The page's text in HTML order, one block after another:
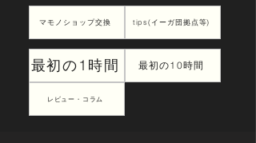
マモノショップ交換 tips(イーガ団拠点等)
最初の1時間 最初の10時間
レビュー・コラム